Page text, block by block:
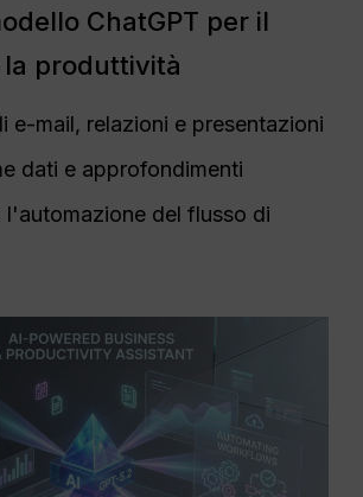
ChatGPT per il
la produttività
e-mail, relazioni e presentazioni
dati e approfondimenti
l'automazione del flusso di